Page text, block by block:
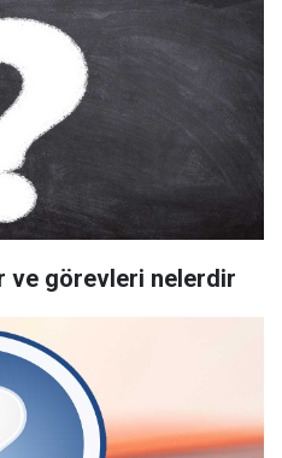
ve görevleri nelerdir